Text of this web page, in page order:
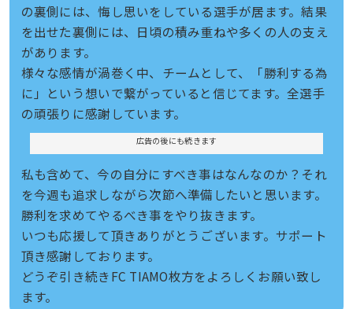
の裏側には、悔し思いをしている選手が居ます。結果
を出せた裏側には、日頃の積み重ねや多くの人の支え
があります。
様々な感情が渦巻く中、チームとして、「勝利する為
に」という想いで繋がっていると信じてます。全選手
の頑張りに感謝しています。
広告の後にも続きます
私も含めて、今の自分にすべき事はなんなのか？それ
を今週も追求しながら次節へ準備したいと思います。
勝利を求めてやるべき事をやり抜きます。
いつも応援して頂きありがとうございます。サポート
頂き感謝しております。
どうぞ引き続きFC TIAMO枚方をよろしくお願い致し
ます。